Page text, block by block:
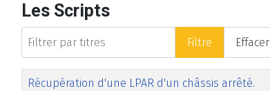
Les Scripts
Filtrer par titres
Filtre Effacer
Titre Date de modification Clics
Récupération d'une LPAR d'un châssis arrêté.